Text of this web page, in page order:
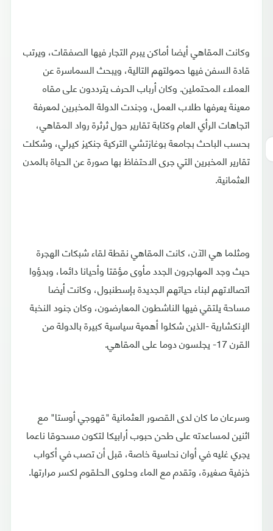
وكانت المقاهي أيضا أماكن يبرم التجار فيها الصفقات، ويرتب
قادة السفن فيها حمولتهم التالية، ويبحث السماسرة عن
العملاء المحتملين. وكان أرباب الحرف يترددون على مقاه
معينة يعرفها طلاب العمل، وجندت الدولة المخبرين لمعرفة
اتجاهات الرأي العام وكتابة تقارير حول ثرثرة رواد المقاهي،
بحسب الباحث بجامعة بوغازتشي التركية جنكيز كيرلي، وشكلت
تقارير المخبرين التي جرى الاحتفاظ بها صورة عن الحياة بالمدن
العثمانية.
ومثلما هي الآن، كانت المقاهي نقطة لقاء شبكات الهجرة
حيث وجد المهاجرون الجدد مأوى مؤقتا وأحيانا دائما، وبدؤوا
اتصالاتهم لبناء حياتهم الجديدة بإسطنبول، وكانت أيضا
مساحة يلتقي فيها الناشطون المعارضون، وكان جنود النخبة
الإنكشارية -الذين شكلوا أهمية سياسية كبيرة بالدولة من
القرن 17- يجلسون دوما على المقاهي.
وسرعان ما كان لدى القصور العثمانية "قهوجي أوستا" مع
اثنين لمساعدته على طحن حبوب أرابيكا لتكون مسحوقا ناعما
يجري غليه في أوان نحاسية خاصة، قبل أن تصب في أكواب
خزفية صغيرة، وتقدم مع الماء وحلوى الحلقوم لكسر مرارتها.